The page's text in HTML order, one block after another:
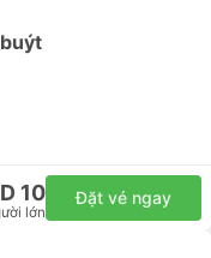
10
lớn
Đặt vé ngay